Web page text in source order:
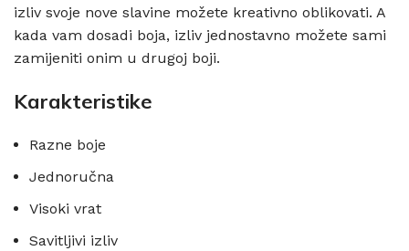
izliv svoje nove slavine možete kreativno oblikovati. A
kada vam dosadi boja, izliv jednostavno možete sami
zamijeniti onim u drugoj boji.
Karakteristike
Razne boje
Jednoručna
Visoki vrat
Savitljivi izliv